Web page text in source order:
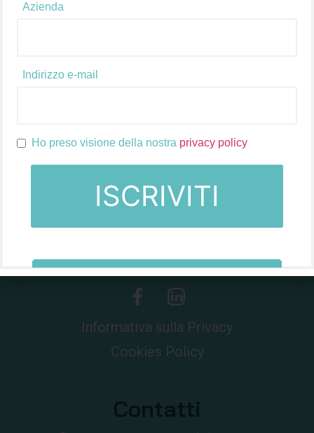
sugli ecommerce e sulle realtà presenti online, che oggi
Da oltre 60 anni nel mondo della farmacia.
Informativa sulla Privacy
Cookies Policy
Azienda
Indirizzo e-mail
Ho preso visione della nostra privacy policy